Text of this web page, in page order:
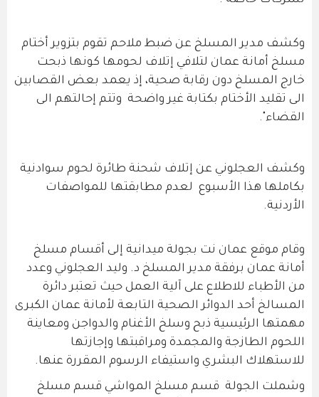
وكشف مدير المسلخ عن ضبط ملاحم تقوم بتزوير أختام
مسلخ أمانة عمان لتلافي إتلاف لحومها كونها ذبحت
خارج المسلخ دون رقابة صحية، إذ يعمد بعض القصابين
الى تقليد الأختام بكتابة غير واضحة وتتم إحالتهم الى
القضاء".
وكشف العجلوني عن إتلاف شحنة طائرة لحوم سوادنية
بكاملها هذا الأسبوع لعدم مطابقتها للمواصفات
الأردنية.
وقام موقع عمان نت بجولة ميدانية إلى أقسام مسلخ
أمانة عمان برفقة مدير المسلخ د. وليد العجلوني وعدد
من الأطباء للاطلاع على آلية العمل حيث تعتبر دائرة
المسالخ أحد الدوائر الصحية التابعة لأمانة عمان الكبرى
مهمتها الرئيسية ذبح وسلخ الأغنام والدواجن ومعاينة
اللحوم الطازجة والمجمدة ومراقبتها وإجازتها
للاستهلاك البشري واستيفاء الرسوم المقررة عنها.
وشملت الجولة قسم مسلخ المواشي قسم مسلخ